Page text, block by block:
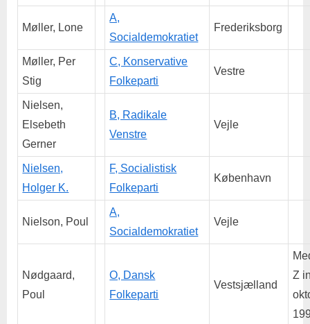
Møller, Lone
A,
Socialdemokratiet
Frederiksborg
Møller, Per
Stig
C, Konservative
Folkeparti
Vestre
Nielsen,
Elsebeth
Gerner
B, Radikale
Venstre
Vejle
Nielsen,
Holger K.
F, Socialistisk
Folkeparti
København
Nielson, Poul
A,
Socialdemokratiet
Vejle
Nødgaard,
Poul
O, Dansk
Folkeparti
Vestsjælland
Z